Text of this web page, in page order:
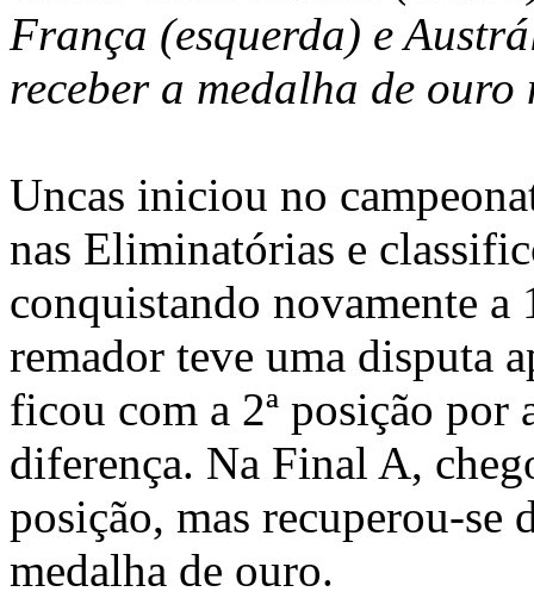
França (esquerda) e
receber a medalha de
Uncas iniciou no
nas Eliminatórias e
conquistando novamente a
remador teve uma disputa
ficou com a 2ª posição por
diferença. Na Final A,
posição, mas recuperou-se
medalha de ouro.